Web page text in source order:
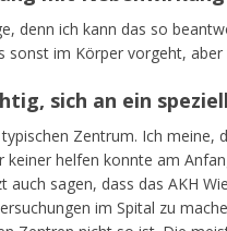
denn ich kann das so
sonst im Körper vorgeht,
sich an ein
Zentrum. Ich
helfen konnte am
auch sagen, dass das AKH
im Spital zu